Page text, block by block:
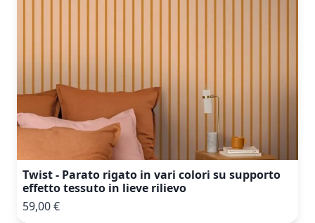
Twist - Parato rigato in vari colori su supporto
effetto tessuto in lieve rilievo
59,00 €